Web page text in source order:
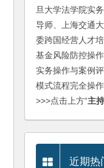
旦大学法学院实
导师、上海交通
委跨国经营人才
基金风险防控操
实务操作与案例
模式流程完全操
>>>点击上方“主
近期热